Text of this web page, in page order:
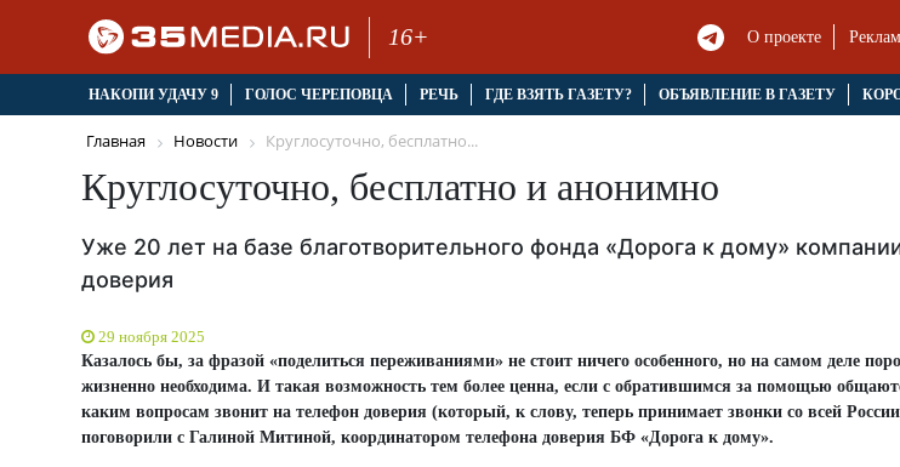
16+ О проекте
НАКОПИ УДАЧУ 9 ГОЛОС ЧЕРЕПОВЦА РЕЧЬ ГДЕ ВЗЯТЬ ГАЗЕТУ? ОБЪЯВЛЕНИЕ В ГАЗЕТУ
Главная Новости Круглосуточно, бесплатно...
Круглосуточно, бесплатно и анонимно
Уже 20 лет на базе благотворительного фонда «Дорога к дому»
доверия
29 ноября 2025
Казалось бы, за фразой «поделиться переживаниями» не стоит ничего особенного, но на самом деле
жизненно необходима. И такая возможность тем более ценна, если с обратившимся за помощью
каким вопросам звонит на телефон доверия (который, к слову, теперь принимает звонки со всей
поговорили с Галиной Митиной, координатором телефона доверия БФ «Дорога к дому».